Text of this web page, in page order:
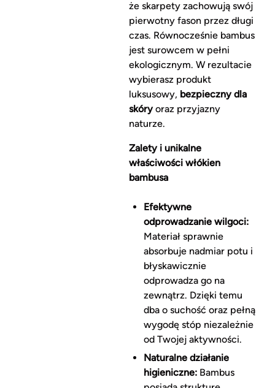
że skarpety zachowują swój
pierwotny fason przez długi
czas. Równocześnie bambus
jest surowcem w pełni
ekologicznym. W rezultacie
wybierasz produkt
luksusowy, bezpieczny dla
skóryoraz przyjazny
naturze.
Zalety i unikalne
właściwości włókien
bambusa
Efektywne
odprowadzanie wilgoci:
Materiał sprawnie
absorbuje nadmiar potu i
błyskawicznie
odprowadza go na
zewnątrz. Dzięki temu
dba o suchość oraz pełną
wygodę stóp niezależnie
od Twojej aktywności.
Naturalne działanie
higieniczne:Bambus